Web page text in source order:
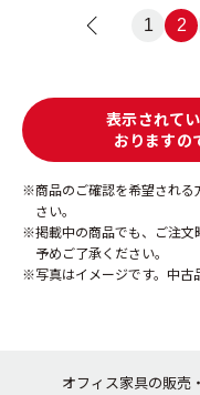
1 2
表示されて
おりますの
商品のご確認を希望され
さい。
掲載中の商品でも、ご注文
予めご了承ください。
写真はイメージです。中古
オフィス家具の販売